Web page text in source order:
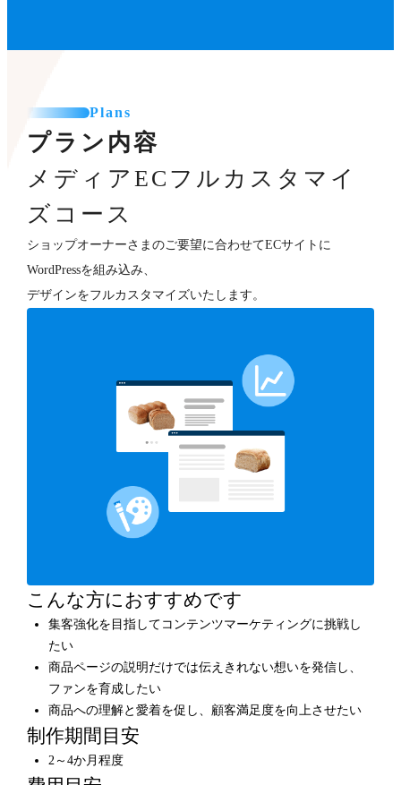
Plans
プラン内容
メディアECフルカスタマイ
ズコース
ショップオーナーさまのご要望に合わせてECサイトに
WordPressを組み込み、
デザインをフルカスタマイズいたします。
こんな方におすすめです
集客強化を目指してコンテンツマーケティングに挑戦し
たい
商品ページの説明だけでは伝えきれない想いを発信し、
ファンを育成したい
商品への理解と愛着を促し、顧客満足度を向上させたい
制作期間目安
2～4か月程度